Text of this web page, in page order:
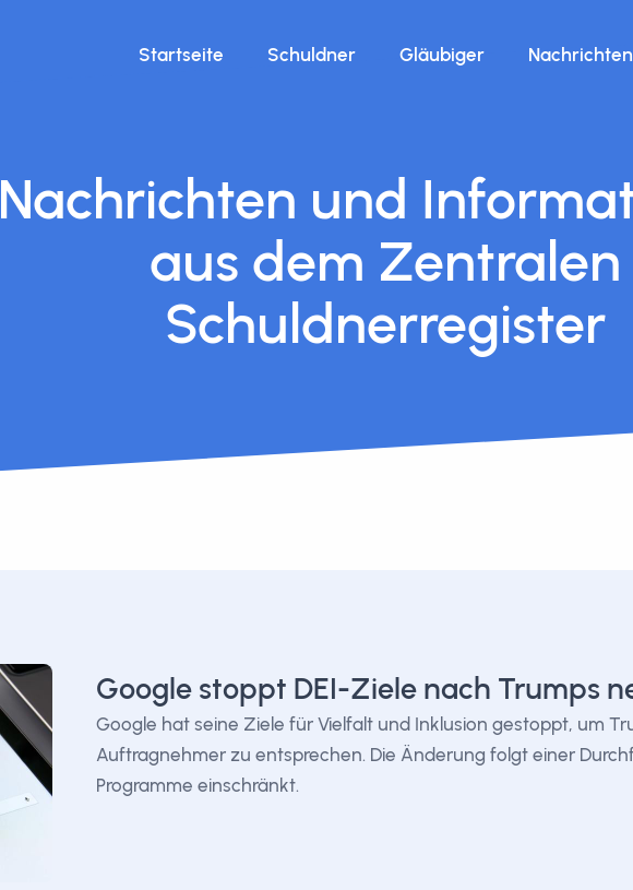
Startseite Schuldner Gläubiger Nachrichten
Nachrichten und
aus dem Zentralen
Schuldnerregister
Google stoppt DEI-Ziele nach Trumps
Google hat seine Ziele für Vielfalt und Inklusion gestoppt, um
Auftragnehmer zu entsprechen. Die Änderung folgt einer
Programme einschränkt.